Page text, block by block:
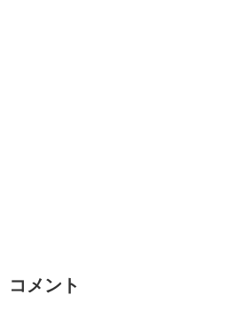
コメント